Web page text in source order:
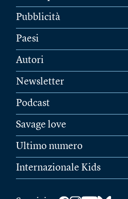
Pubblicità
Paesi
Autori
Newsletter
Podcast
Savage love
Ultimo numero
Internazionale Kids